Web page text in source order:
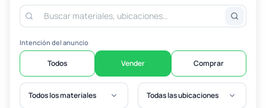
Intención del anuncio
Todos Vender Comprar
Todos los materiales Todas las ubicaciones